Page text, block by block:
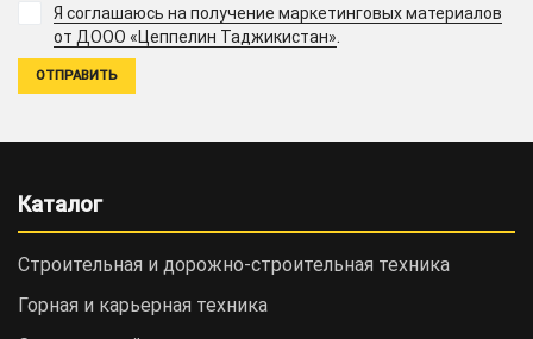
Я соглашаюсь на получение маркетинговых материалов
от ДООО «Цеппелин Таджикистан».
Каталог
Строительная и дорожно-cтроительная техника
Горная и карьерная техника